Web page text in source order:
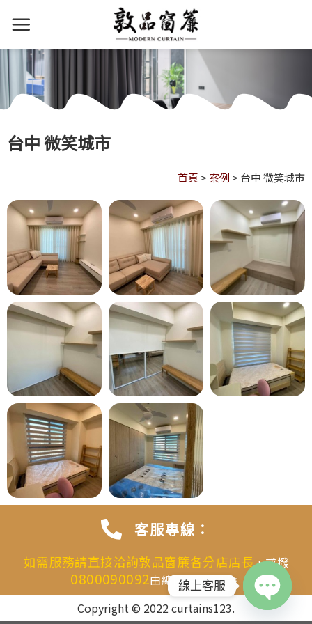
台中 微笑城市
首頁 >案例 > 台中 微笑城市
客服專線：
如需服務請直接洽詢敦品窗簾各分店店長，或撥
0800090092由總機為您分配。
Copyright © 2022 curtains123.
線上客服